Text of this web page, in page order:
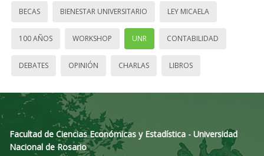
BECAS BIENESTAR UNIVERSITARIO LEY MICAELA
100 AÑOS WORKSHOP UNR CONTABILIDAD
DEBATES OPINIÓN CHARLAS LIBROS
Facultad de Ciencias Económicas y Estadística - Universidad
Nacional de Rosario